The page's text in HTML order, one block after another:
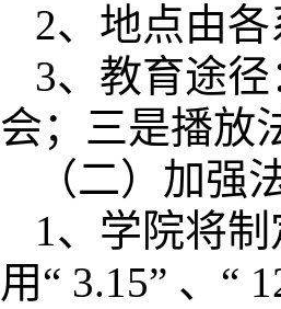
2、地点由
3、教育途
会；三是播放
（二）加强
1、学院将
用“ 3.15” 、“